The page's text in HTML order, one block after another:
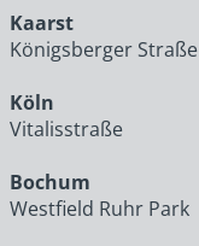
Kaarst
Königsberger Straße
Köln
Vitalisstraße
Bochum
Westfield Ruhr Park